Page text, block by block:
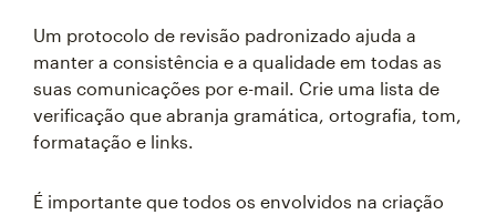
Um protocolo de revisão padronizado ajuda a
manter a consistência e a qualidade em todas as
suas comunicações por e-mail. Crie uma lista de
verificação que abranja gramática, ortografia, tom,
formatação e links.
É importante que todos os envolvidos na criação